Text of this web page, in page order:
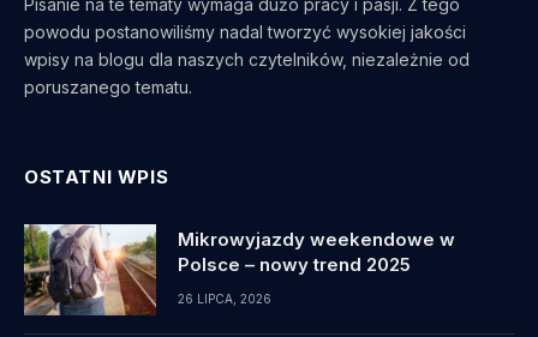
powodu postanowiliśmy nadal tworzyć wysokiej jakości
wpisy na blogu dla naszych czytelników, niezależnie od
poruszanego tematu.
OSTATNI WPIS
Mikrowyjazdy weekendowe w
Polsce – nowy trend 2025
26 LIPCA, 2026